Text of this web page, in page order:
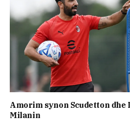
Amorim synon Scudetton dhe
Milanin